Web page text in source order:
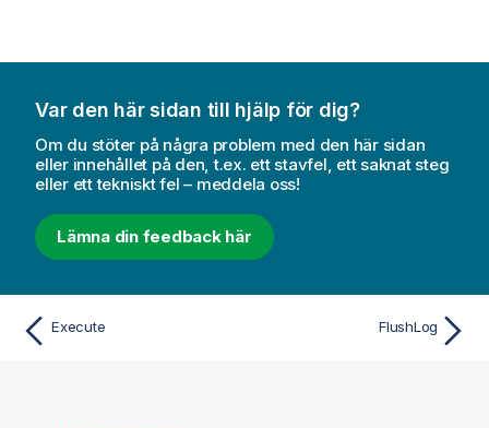
Var den här sidan till hjälp för dig?
Om du stöter på några problem med den här sidan
eller innehållet på den, t.ex. ett stavfel, ett saknat steg
eller ett tekniskt fel – meddela oss!
Lämna din feedback här
Execute FlushLog